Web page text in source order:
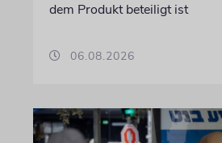
dem Produkt beteiligt ist
06.08.2026